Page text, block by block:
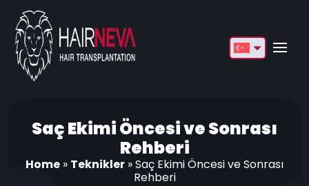
Deutsch
Saç Ekimi Öncesi ve Sonrası
Rehberi
Home » Teknikler »Saç Ekimi Öncesi ve Sonrası
Rehberi